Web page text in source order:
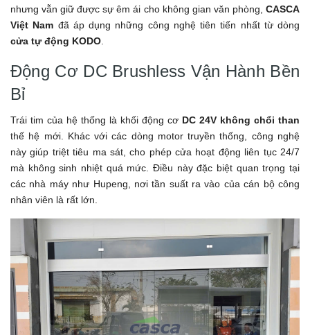
nhưng vẫn giữ được sự êm ái cho không gian văn phòng, CASCA
Việt Nam đã áp dụng những công nghệ tiên tiến nhất từ dòng
cửa tự động KODO
Động Cơ DC Brushless Vận Hành Bền
Bỉ
Trái tim của hệ thống là khối động cơ DC 24V không chổi than
thế hệ mới. Khác với các dòng motor truyền thống, công nghệ
này giúp triệt tiêu ma sát, cho phép cửa hoạt động liên tục 24/7
mà không sinh nhiệt quá mức. Điều này đặc biệt quan trọng tại
các nhà máy như Hupeng, nơi tần suất ra vào của cán bộ công
nhân viên là rất lớn.